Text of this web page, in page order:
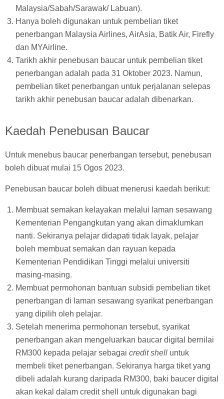
Malaysia/Sabah/Sarawak/ Labuan).
Hanya boleh digunakan untuk pembelian tiket
penerbangan Malaysia Airlines, AirAsia, Batik Air, Firefly
dan MYAirline.
Tarikh akhir penebusan baucar untuk pembelian tiket
penerbangan adalah pada 31 Oktober 2023. Namun,
pembelian tiket penerbangan untuk perjalanan selepas
tarikh akhir penebusan baucar adalah dibenarkan.
Kaedah Penebusan Baucar
Untuk menebus baucar penerbangan tersebut, penebusan
boleh dibuat mulai 15 Ogos 2023.
Penebusan baucar boleh dibuat menerusi kaedah berikut:
Membuat semakan kelayakan melalui laman sesawang
Kementerian Pengangkutan yang akan dimaklumkan
nanti. Sekiranya pelajar didapati tidak layak, pelajar
boleh membuat semakan dan rayuan kepada
Kementerian Pendidikan Tinggi melalui universiti
masing-masing.
Membuat permohonan bantuan subsidi pembelian tiket
penerbangan di laman sesawang syarikat penerbangan
yang dipilih oleh pelajar.
Setelah menerima permohonan tersebut, syarikat
penerbangan akan mengeluarkan baucar digital bernilai
RM300 kepada pelajar sebagai credit shelluntuk
membeli tiket penerbangan. Sekiranya harga tiket yang
dibeli adalah kurang daripada RM300, baki baucer digital
akan kekal dalam credit shell untuk digunakan bagi